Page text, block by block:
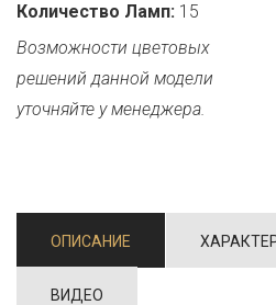
Количество Ламп: 15
Возможности цветовых
решений данной модели
уточняйте у менеджера.
ОПИСАНИЕ
ВИДЕО